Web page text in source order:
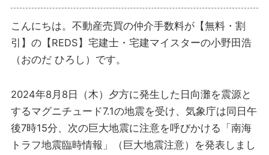
こんにちは。不動産売買の仲介手数料が【無料・割
引】の【REDS】宅建士・宅建マイスターの小野田浩
（おのだ ひろし）です。
2024年8月8日（木）夕方に発生した日向灘を震源と
するマグニチュード7.1の地震を受け、気象庁は同日午
後7時15分、次の巨大地震に注意を呼びかける「南海
トラフ地震臨時情報」（巨大地震注意）を発表しまし